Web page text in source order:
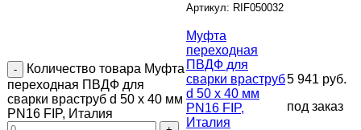
Артикул: RIF050032
Количество товара Муфта
переходная ПВДФ для
сварки враструб d 50 х 40 мм
PN16 FIP, Италия
Муфта
переходная
ПВДФ для
сварки враструб
d 50 х 40 мм
PN16 FIP,
Италия
5 941 руб.
под заказ